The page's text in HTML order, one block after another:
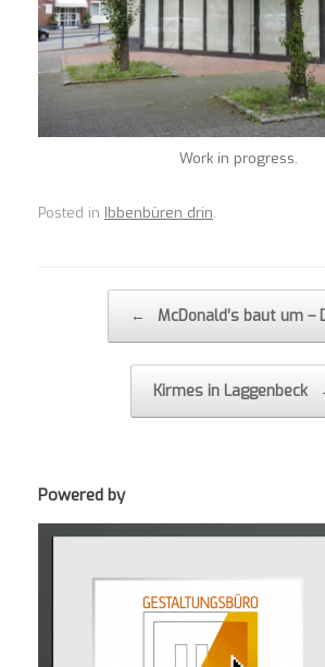
Work in progress.
Posted in Ibbenbüren drin.
← McDonald’s baut um –
Kirmes in Laggenbeck
Powered by